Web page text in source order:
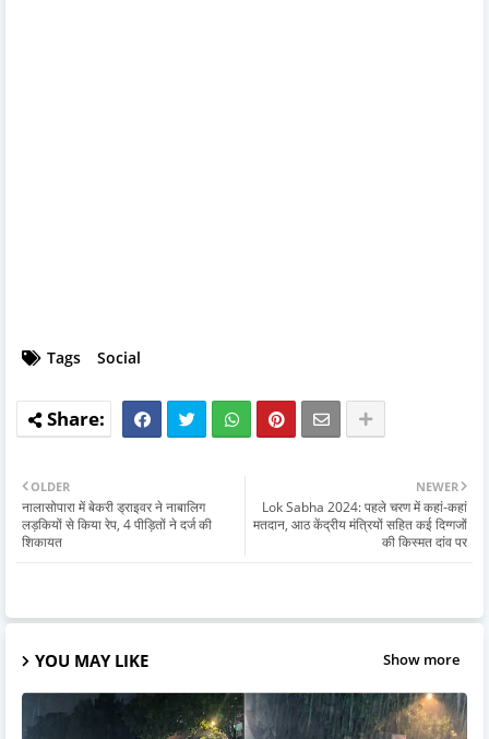
Tags Social
NEWER
Lok Sabha 2024: पहले चरण में कहां-कहां
मतदान, आठ केंद्रीय मंत्रियों सहित कई दिग्गजों
की किस्मत दांव पर
OLDER
नालासोपारा में बेकरी ड्राइवर ने नाबालिग
लड़कियों से किया रेप, 4 पीड़ितों ने दर्ज की
शिकायत
YOU MAY LIKE Show more